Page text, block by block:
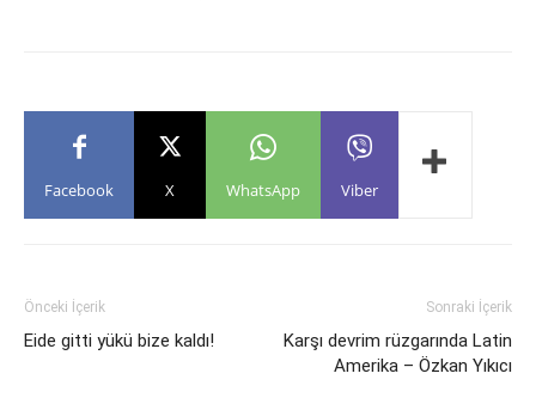
Facebook X WhatsApp Viber
Önceki İçerik
Eide gitti yükü bize kaldı!
Sonraki İçerik
Karşı devrim rüzgarında Latin
Amerika – Özkan Yıkıcı